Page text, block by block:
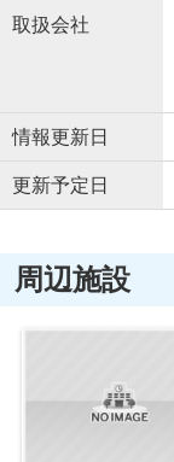
取扱会社
情報更新日
更新予定日
周辺施設